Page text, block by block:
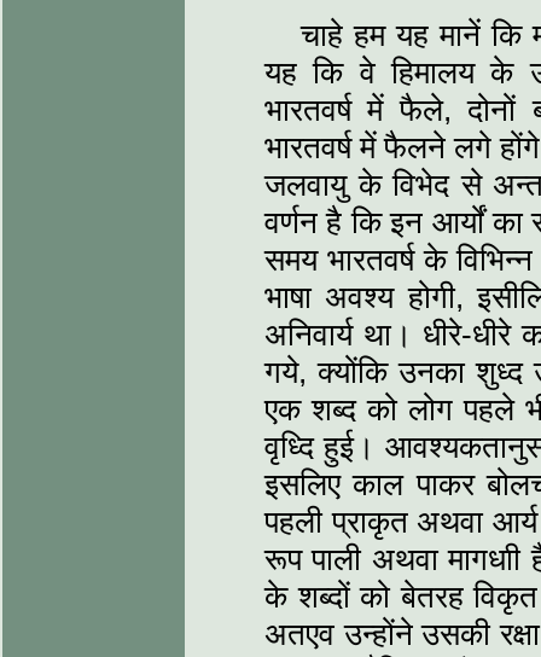
चाहे हम यह मानें कि
यह कि वे हिमालय के
भारतवर्ष में फैले,
भारतवर्ष में फैलने लगे
जलवायु के विभेद से
वर्णन है कि इन आर्यों का
समय भारतवर्ष के
भाषा अवश्य होगी,
अनिवार्य था। धीरे-
गये, क्योंकि उनका शुध्द
एक शब्द को लोग पहले
वृध्दि हुई।
इसलिए काल पाकर
पहली प्राकृत अथवा
रूप पाली अथवा
के शब्दों को बेतरह विकृत
अतएव उन्होंने उसकी